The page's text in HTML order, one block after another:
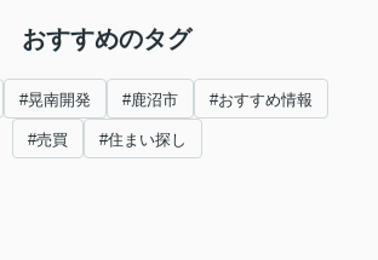
おすすめのタグ
#晃南開発 #鹿沼市 #おすすめ情報
#売買 #住まい探し